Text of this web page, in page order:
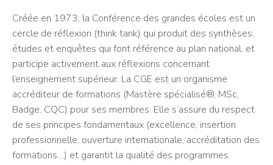
Créée en 1973, la Conférence des grandes écoles est un
cercle de réflexion (think tank) qui produit des synthèses,
études et enquêtes qui font référence au plan national, et
participe activement aux réflexions concernant
l’enseignement supérieur. La CGE est un organisme
accréditeur de formations (Mastère spécialisé®, MSc,
Badge, CQC) pour ses membres. Elle s’assure du respect
de ses principes fondamentaux (excellence, insertion
professionnelle, ouverture internationale, accréditation des
formations…) et garantit la qualité des programmes.